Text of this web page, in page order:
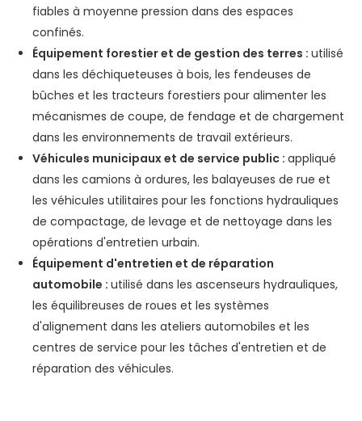
fiables à moyenne pression dans des espaces
confinés.
Équipement forestier et de gestion des terres : utilisé
dans les déchiqueteuses à bois, les fendeuses de
bûches et les tracteurs forestiers pour alimenter les
mécanismes de coupe, de fendage et de chargement
dans les environnements de travail extérieurs.
Véhicules municipaux et de service public : appliqué
dans les camions à ordures, les balayeuses de rue et
les véhicules utilitaires pour les fonctions hydrauliques
de compactage, de levage et de nettoyage dans les
opérations d'entretien urbain.
Équipement d'entretien et de réparation
automobile : utilisé dans les ascenseurs hydrauliques,
les équilibreuses de roues et les systèmes
d'alignement dans les ateliers automobiles et les
centres de service pour les tâches d'entretien et de
réparation des véhicules.